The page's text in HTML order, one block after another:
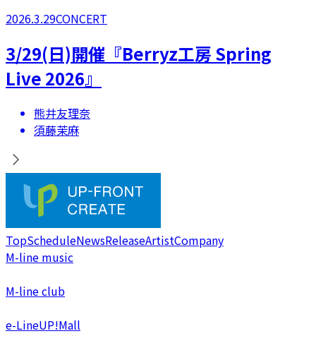
2026.3.29CONCERT
3/29(日)開催『Berryz工房 Spring
Live 2026』
熊井友理奈
須藤茉麻
TopScheduleNewsReleaseArtistCompany
M-line music
M-line club
e-LineUP!Mall